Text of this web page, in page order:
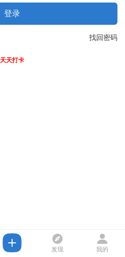
登录
找回密码
天天打卡
发现 我的